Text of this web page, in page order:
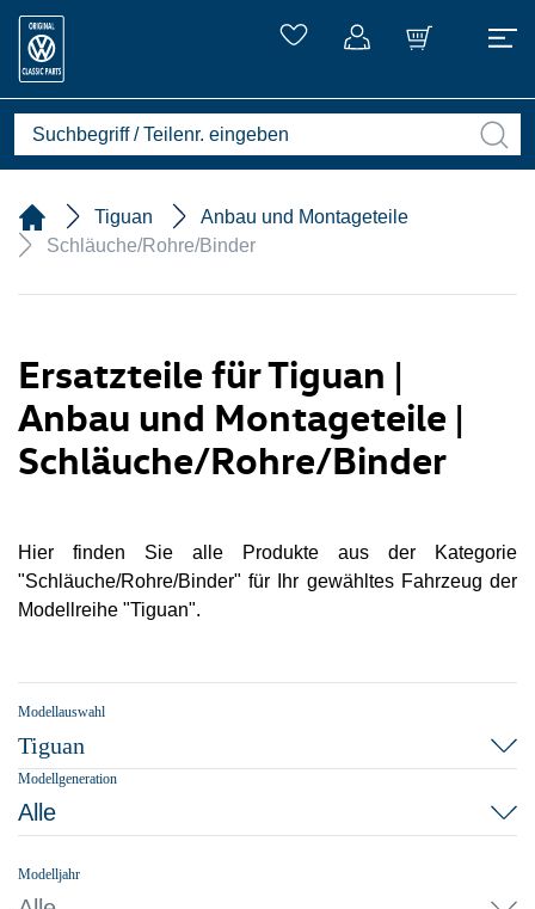
Tiguan
Anbau und Montageteile
Schläuche/Rohre/Binder
Ersatzteile für Tiguan |
Anbau und Montageteile |
Schläuche/Rohre/Binder
Hier finden Sie alle Produkte aus der Kategorie
"Schläuche/Rohre/Binder" für Ihr gewähltes Fahrzeug der
Modellreihe "Tiguan".
Modellauswahl
Tiguan
Modellgeneration
Alle
Modelljahr